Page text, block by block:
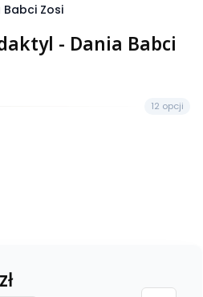
Babci Zosi
- Dania Babci
12 opcji